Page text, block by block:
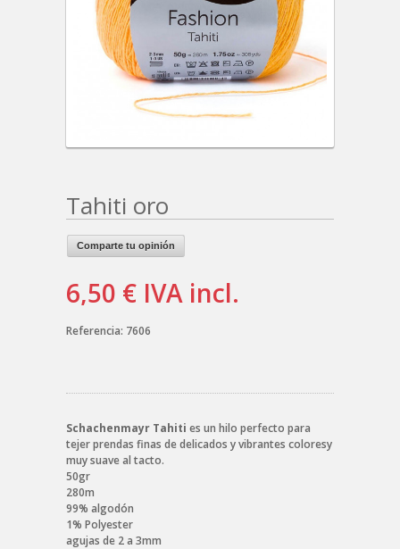
Tahiti oro
Comparte tu opinión
6,50 € IVA incl.
Referencia: 7606
Schachenmayr Tahiti es un hilo perfecto para
tejer prendas finas de delicados y vibrantes coloresy
muy suave al tacto.
50gr
280m
99% algodón
1% Polyester
agujas de 2 a 3mm